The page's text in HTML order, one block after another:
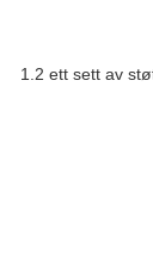
1.2 ett sett av